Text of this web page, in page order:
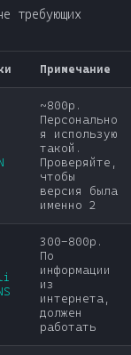
требующих
Примечание
~800р.
Персонально
я использую
такой.
Проверяйте,
чтобы
версия была
именно 2
300-800р.
По
информации
из
интернета,
должен
работать